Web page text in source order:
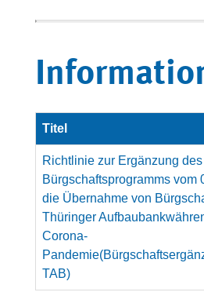
Titel
Richtlinie zur Ergänzung
Bürgschaftsprogramms vom
die Übernahme von
Thüringer
Corona-
TAB)